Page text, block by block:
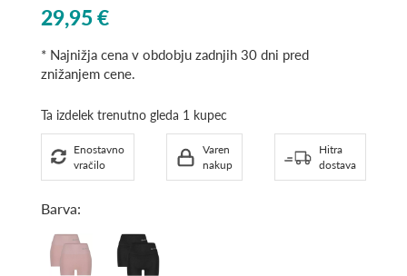
List
Price
29,95 €
* Najnižja cena v obdobju zadnjih 30 dni pred
znižanjem cene.
Ta izdelek trenutno gleda 1 kupec
Enostavno
vračilo
Varen
nakup
Hitra
dostava
Barva:
Rose
Dust
Black